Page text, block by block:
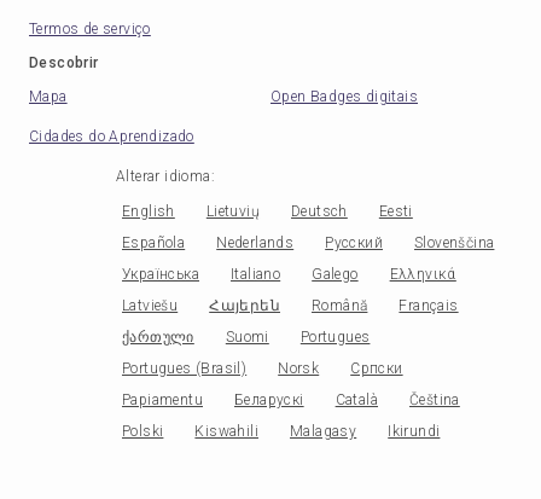
Termos de serviço
Descobrir
Mapa
Open Badges digitais
Cidades do Aprendizado
Alterar idioma :
English Lietuvių Deutsch
Eesti
Española
Nederlands Русский
Slovenščina
Українська
Italiano Galego
Ελληνικά
Latviešu
Հայերեն Română
Français
ქართული
Suomi
Portugues
Portugues (Brasil)
Norsk
Српски
Papiamentu
Беларускі Català
Čeština
Polski
Kiswahili Malagasy Ikirundi